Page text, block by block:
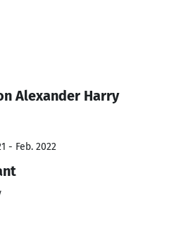
Alexander Harry
- Feb. 2022